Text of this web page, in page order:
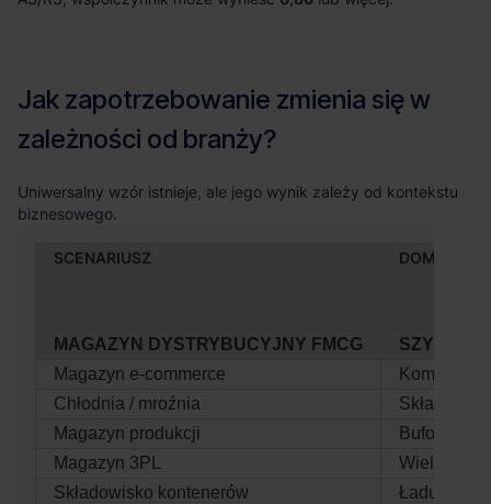
SCENARIUSZ
MAGAZYN DYSTRYBUCYJNY FMCG
SZYBKA
Magazyn e‑commerce
Chłodnia / mroźnia
Magazyn produkcji
Bufor
Magazyn 3PL
Wielu
Składowisko kontenerów
Ładunki